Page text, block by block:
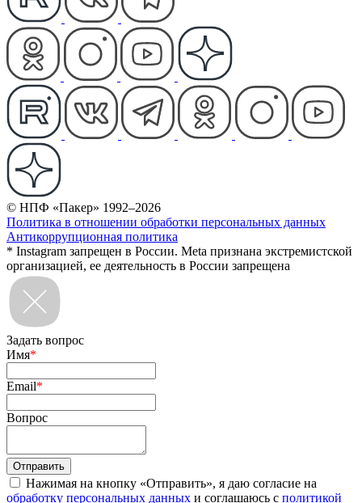
© НПФ «Пакер» 1992–2026
Политика в отношении обработки персональных данных
Антикоррупционная политика
* Instagram запрещен в России. Meta признана экстремистской
организацией, ее деятельность в России запрещена
Задать вопрос
Имя*
Email*
Вопрос
Нажимая на кнопку «Отправить», я даю согласие на
обработку персональных данных и соглашаюсь с политикой